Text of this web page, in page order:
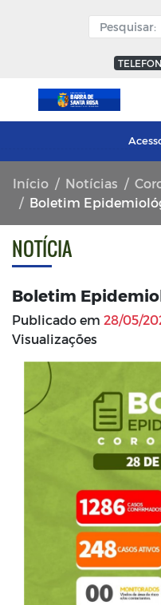
Início Notícias
Boletim
NOTÍCIA
Boletim
Publicado em 28/05/
Visualizações